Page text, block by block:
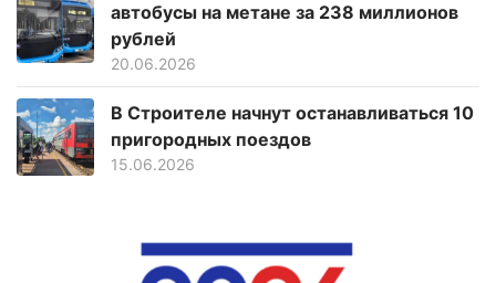
автобусы на метане за 238 миллионов
рублей
20.06.2026
В Строителе начнут останавливаться 10
пригородных поездов
15.06.2026